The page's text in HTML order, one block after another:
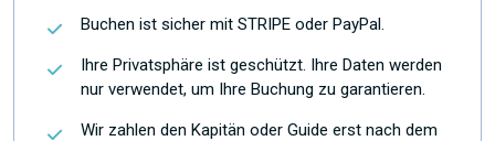
Buchen ist sicher mit STRIPE oder PayPal.
Ihre Privatsphäre ist geschützt. Ihre Daten werden
nur verwendet, um Ihre Buchung zu garantieren.
Wir zahlen den Kapitän oder Guide erst nach dem